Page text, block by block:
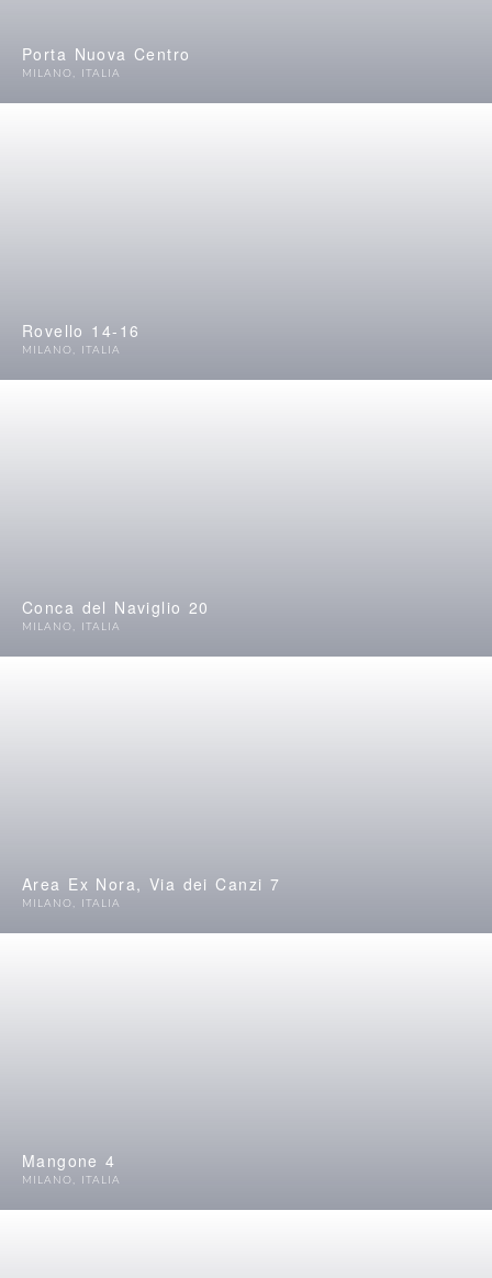
Porta Nuova Centro
MILANO , ITALIA
Rovello 14-16
MILANO , ITALIA
Conca del Naviglio 20
MILANO , ITALIA
Area Ex Nora, Via dei Canzi 7
MILANO , ITALIA
Mangone 4
MILANO , ITALIA